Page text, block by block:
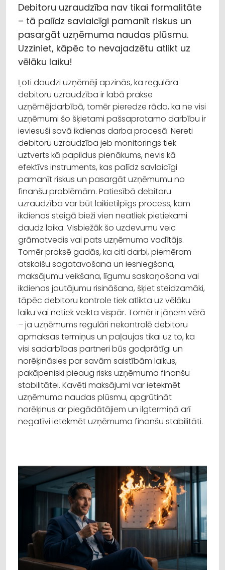
Debitoru uzraudzība nav tikai formalitāte
– tā palīdz savlaicīgi pamanīt riskus un
pasargāt uzņēmuma naudas plūsmu.
Uzziniet, kāpēc to nevajadzētu atlikt uz
vēlāku laiku!
Ļoti daudzi uzņēmēji apzinās, ka regulāra
debitoru uzraudzība ir labā prakse
uzņēmējdarbībā, tomēr pieredze rāda, ka ne visi
uzņēmumi šo šķietami pašsaprotamo darbību ir
ieviesuši savā ikdienas darba procesā. Nereti
debitoru uzraudzība jeb monitorings tiek
uztverts kā papildus pienākums, nevis kā
efektīvs instruments, kas palīdz savlaicīgi
pamanīt riskus un pasargāt uzņēmumu no
finanšu problēmām. Patiesībā debitoru
uzraudzība var būt laikietilpīgs process, kam
ikdienas steigā bieži vien neatliek pietiekami
daudz laika. Visbiežāk šo uzdevumu veic
grāmatvedis vai pats uzņēmuma vadītājs.
Tomēr praksē gadās, ka citi darbi, piemēram
atskaišu sagatavošana un iesniegšana,
maksājumu veikšana, līgumu saskaņošana vai
ikdienas jautājumu risināšana, šķiet steidzamāki,
tāpēc debitoru kontrole tiek atlikta uz vēlāku
laiku vai netiek veikta vispār. Tomēr ir jāņem vērā
– ja uzņēmums regulāri nekontrolē debitoru
apmaksas termiņus un paļaujas tikai uz to, ka
visi sadarbības partneri būs godprātīgi un
norēķināsies par savām saistībām laikus,
pakāpeniski pieaug risks uzņēmuma finanšu
stabilitātei. Kavēti maksājumi var ietekmēt
uzņēmuma naudas plūsmu, apgrūtināt
norēķinus ar piegādātājiem un ilgtermiņā arī
negatīvi ietekmēt uzņēmuma finanšu stabilitāti.